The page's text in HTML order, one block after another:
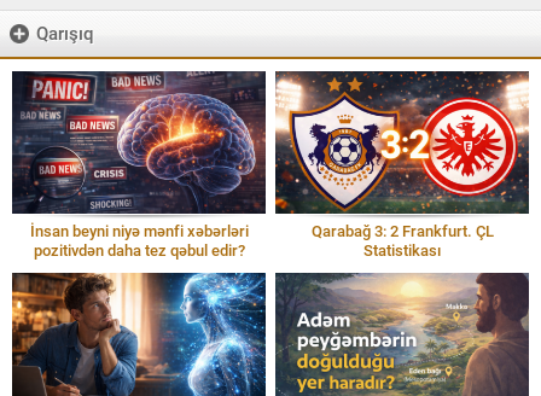
Qarışıq
İnsan beyni niyə mənfi xəbərləri
pozitivdən daha tez qəbul edir?
Qarabağ 3: 2 Frankfurt. ÇL
Statistikası